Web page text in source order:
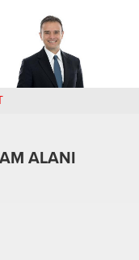
Halk Et projesi üçüncü
İlk şubesi 11 Aralık 2019’da
giren proje kapsamında 3
bin 773 vatandaşa...
kutlayan Garanti
ALANI